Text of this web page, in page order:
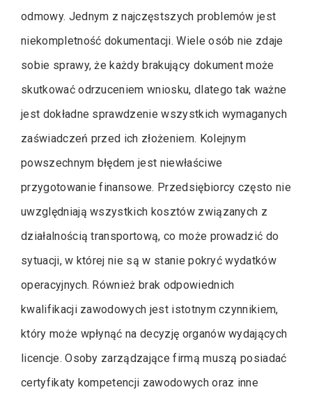
odmowy. Jednym z najczęstszych problemów jest
niekompletność dokumentacji. Wiele osób nie zdaje
sobie sprawy, że każdy brakujący dokument może
skutkować odrzuceniem wniosku, dlatego tak ważne
jest dokładne sprawdzenie wszystkich wymaganych
zaświadczeń przed ich złożeniem. Kolejnym
powszechnym błędem jest niewłaściwe
przygotowanie finansowe. Przedsiębiorcy często nie
uwzględniają wszystkich kosztów związanych z
działalnością transportową, co może prowadzić do
sytuacji, w której nie są w stanie pokryć wydatków
operacyjnych. Również brak odpowiednich
kwalifikacji zawodowych jest istotnym czynnikiem,
który może wpłynąć na decyzję organów wydających
licencje. Osoby zarządzające firmą muszą posiadać
certyfikaty kompetencji zawodowych oraz inne